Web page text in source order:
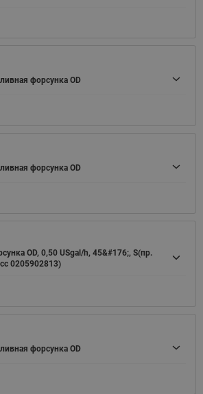
форсунка OD
форсунка OD
OD, 0,50 USgal/h, 45&#176;, S(пр.
0205902813)
форсунка OD